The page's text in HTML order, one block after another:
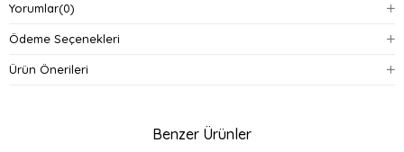
besleyici bir seçenek sunar.
salatalardan tatlılara kadar geniş kullanım alanına sahiptir.
Yorumlar(0)
Ödeme Seçenekleri
Ürün Önerileri
Benzer Ürünler